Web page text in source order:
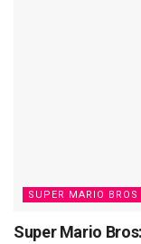
SUPER MARIO BROS
Super Mario